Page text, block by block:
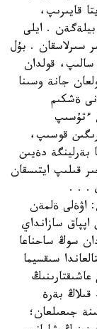
قايىرىپ،
. ايلى
سىرلاسقان . بۇل
قولدان
جانة وسىنا
ةشكىم
ءتۇسىپ
قوسىپ،
بةرلينگة دةيىن
قىلىپ ايتىسقان
. . .
اۋةلى ةلمةن
سازانداي
سوڭ ساحناعا
سىقسيما
بةرة
جىعىلعان؛